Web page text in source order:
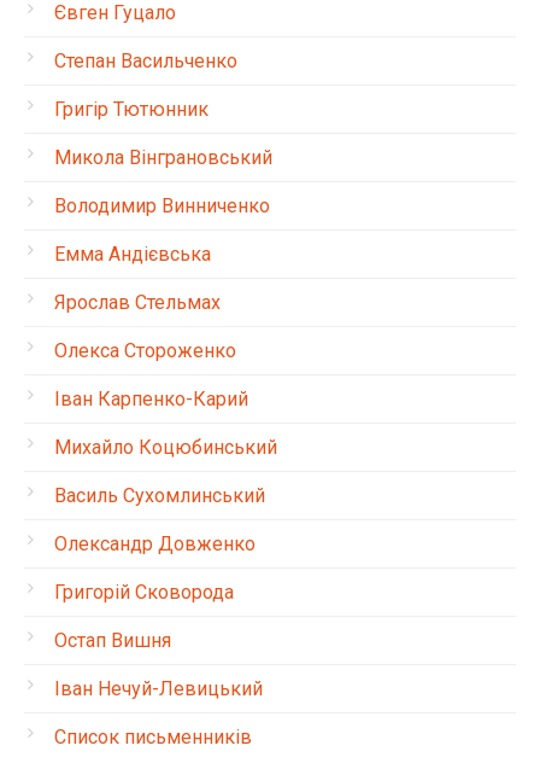
Євген Гуцало
Степан Васильченко
Григір Тютюнник
Микола Вінграновський
Володимир Винниченко
Емма Андієвська
Ярослав Стельмах
Олекса Стороженко
Іван Карпенко-Карий
Михайло Коцюбинський
Василь Сухомлинський
Олександр Довженко
Григорій Сковорода
Остап Вишня
Іван Нечуй-Левицький
Список письменників